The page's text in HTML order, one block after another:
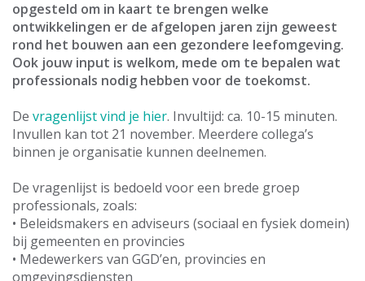
opgesteld om in kaart te brengen welke
ontwikkelingen er de afgelopen jaren zijn geweest
rond het bouwen aan een gezondere leefomgeving.
Ook jouw input is welkom, mede om te bepalen wat
professionals nodig hebben voor de toekomst.
De vragenlijst vind je hier. Invultijd: ca. 10-15 minuten.
Invullen kan tot 21 november. Meerdere collega’s
binnen je organisatie kunnen deelnemen.
De vragenlijst is bedoeld voor een brede groep
professionals, zoals:
• Beleidsmakers en adviseurs (sociaal en fysiek domein)
bij gemeenten en provincies
• Medewerkers van GGD’en, provincies en
omgevingsdiensten